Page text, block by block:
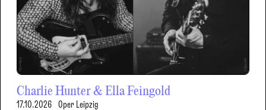
Charlie Hunter & Ella Feingold
17.10.2026 Oper Leipzig